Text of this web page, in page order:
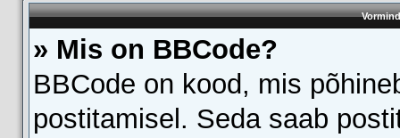
» Mis on BBCode?
BBCode on kood, mis
postitamisel. Seda saab